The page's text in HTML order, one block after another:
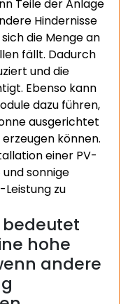
Teile der Anlage
Hindernisse
die Menge an
fällt. Dadurch
und die
Ebenso kann
dazu führen,
ausgerichtet
können.
einer PV-
sonnige
Leistung zu
bedeutet
hohe
andere